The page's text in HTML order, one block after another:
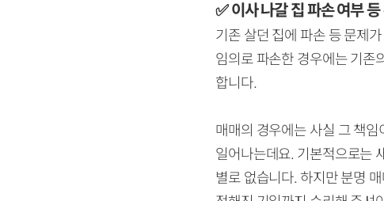
✅ 이사 나갈 집 파손 여부 등
기존 살던 집에 파손 등 문제
임의로 파손한 경우에는 기존
합니다.
매매의 경우에는 사실 그 책
일어나는데요. 기본적으로는
별로 없습니다. 하지만 분명